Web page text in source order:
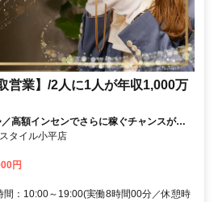
営業】/2人に1人が年収1,000万
高額インセンでさらに稼ぐチャンスがあ
い金あり ✅テレアポなし！✅飛び込みなし
中✅研修サポートも充実❗
タイル小平店
円
間：10:00～19:00(実働8時間00分／休憩時